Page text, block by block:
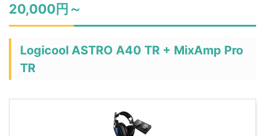
20,000円～
Logicool ASTRO A40 TR + MixAmp Pro
TR